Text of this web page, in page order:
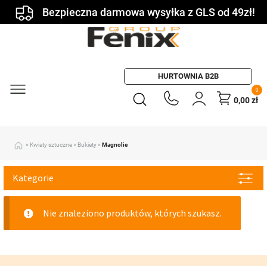
Bezpieczna darmowa wysyłka z GLS od 49zł!
HURTOWNIA B2B
0
0,00zł
» Kwiaty sztuczne » Bukiety » Magnolie
Nie znaleziono produktów, których szukasz.
Kategorie